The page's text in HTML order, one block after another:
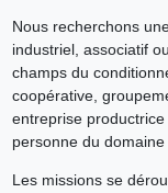
Nous recherchons
industriel, associatif
champs du
coopérative,
entreprise
personne du
Les missions se